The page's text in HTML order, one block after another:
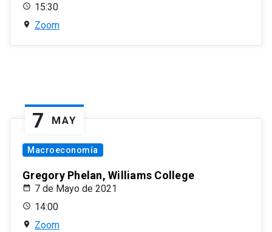
15:30
Zoom
7 MAY
Macroeconomía
Gregory Phelan, Williams College
7 de Mayo de 2021
14:00
Zoom